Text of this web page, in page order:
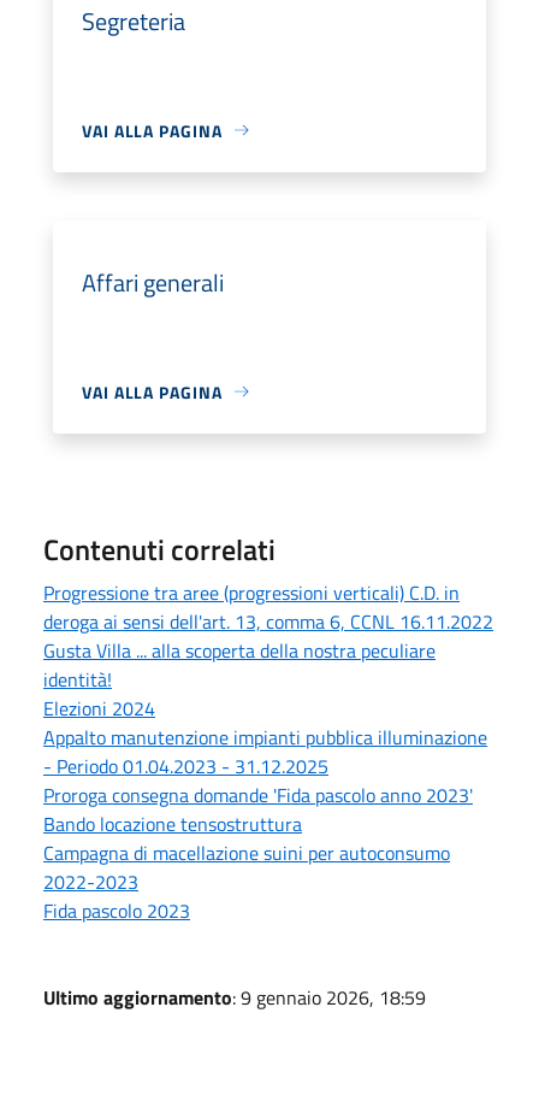
Segreteria
VAI ALLA PAGINA
Affari generali
VAI ALLA PAGINA
Contenuti correlati
Progressione tra aree (progressioni verticali) C.D. in
deroga ai sensi dell'art. 13, comma 6, CCNL 16.11.2022
Gusta Villa ... alla scoperta della nostra peculiare
identità!
Elezioni 2024
Appalto manutenzione impianti pubblica illuminazione
- Periodo 01.04.2023 - 31.12.2025
Proroga consegna domande 'Fida pascolo anno 2023'
Bando locazione tensostruttura
Campagna di macellazione suini per autoconsumo
2022-2023
Fida pascolo 2023
Ultimo aggiornamento: 9 gennaio 2026, 18:59